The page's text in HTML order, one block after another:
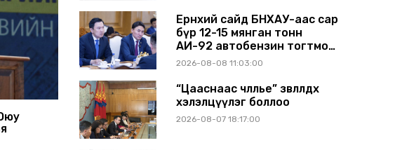
АШИГЛАЛТАД ОРЖ БАЙНА
Ерөнхий сайд БНХАУ-аас сар
бүр 12-15 мянган тонн
АИ-92 автобензин тогтмол
нийлүүлэх хүсэлт тавилаа
2026-08-08 11:03:00
“Цааснаас чөлөөлье” зөвлөлдөх
хэлэлцүүлэг боллоо
2026-08-07 18:17:00